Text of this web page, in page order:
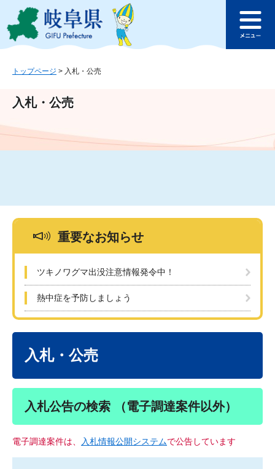
ジ
ュ
文
このページの本文へ
ュ
トップページ > 入札・公売
入札・公売
重要なお知らせ
ツキノワグマ出没注意情報発令中！
熱中症を予防しましょう
入札・公売
入札公告の検索 （電子調達案件以外）
電子調達案件は、 入札情報公開システムで公告しています